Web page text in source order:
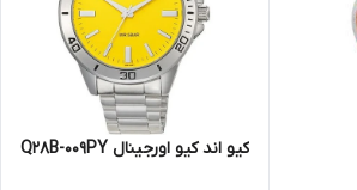
کیو اند کیو اورجینال Q28B-009PY